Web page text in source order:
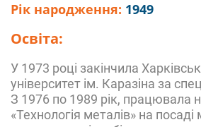
Рік народження: 1949
Освіта:
У 1973 році закінчила
університет ім. Каразіна за
З 1976 по 1989 рік, працювала
«Технологія металів» на